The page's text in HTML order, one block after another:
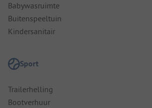
Babywasruimte
Buitenspeeltuin
Kindersanitair
Sport
Trailerhelling
Bootverhuur